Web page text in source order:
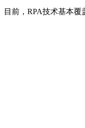
目前，RPA技术基本